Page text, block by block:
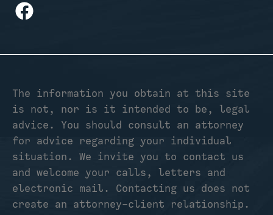
The information you obtain at this site
is not, nor is it intended to be, legal
advice. You should consult an attorney
for advice regarding your individual
situation. We invite you to contact us
and welcome your calls, letters and
electronic mail. Contacting us does not
create an attorney-client relationship.